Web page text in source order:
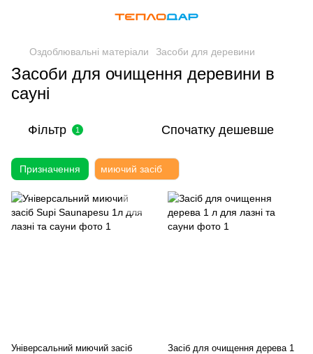
Оздоблювальні матеріали Засоби для деревини
Засоби для очищення деревини в
сауні
Фільтр 1 Спочатку дешевше
Призначення миючий засіб
Універсальний миючий засіб
Засіб для очищення дерева 1